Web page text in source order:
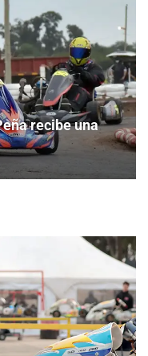
recibe una